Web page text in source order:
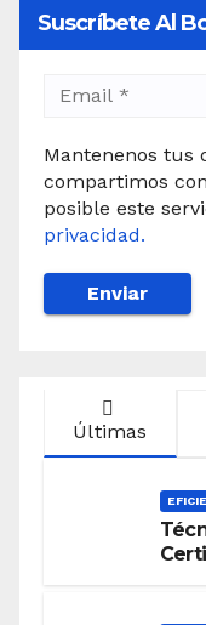
Suscríbete Al
Mantenenos tus
compartimos
posible este
privacidad.
Últimas